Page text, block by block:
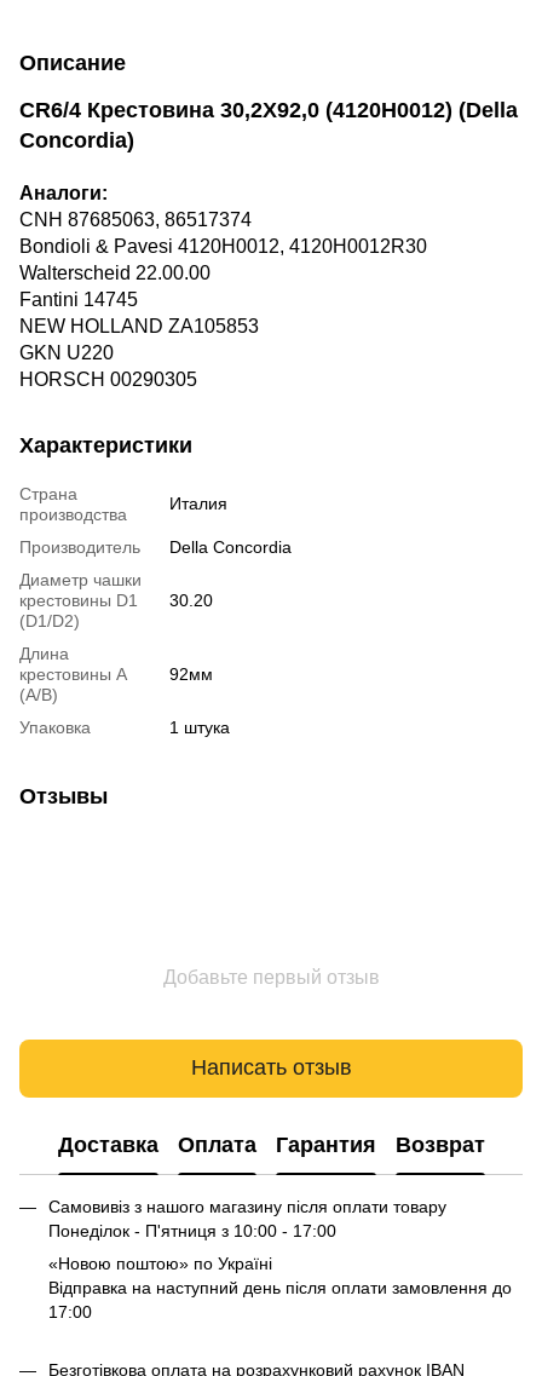
Описание
CR6/4 Крестовина 30,2X92,0 (4120H0012) (Della
Concordia)
Аналоги:
CNH 87685063, 86517374
Bondioli & Pavesi 4120H0012, 4120H0012R30
Walterscheid 22.00.00
Fantini 14745
NEW HOLLAND ZA105853
GKN U220
HORSCH 00290305
Характеристики
Страна
производства
Италия
Производитель
Della Concordia
Диаметр чашки
крестовины D1
(D1/D2)
30.20
Длина
крестовины A
(A/B)
92мм
Упаковка 1 штука
Отзывы
Добавьте первый отзыв
Написать отзыв
Доставка Оплата Гарантия Возврат
Самовивіз з нашого магазину після оплати товару
Понеділок - П'ятниця з 10:00 - 17:00
«Новою поштою» по Україні
Відправка на наступний день після оплати замовлення до
17:00
Безготівкова оплата на розрахунковий рахунок IBAN